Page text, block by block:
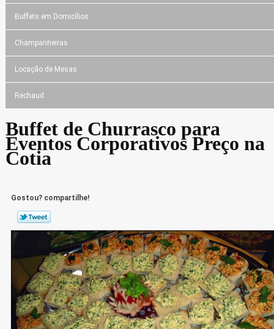
Buffets em Domicílios
Champanheiras
Locação de Mesas
Rechaud
Buffet de Churrasco para
Eventos Corporativos Preço na
Cotia
Gostou? compartilhe!